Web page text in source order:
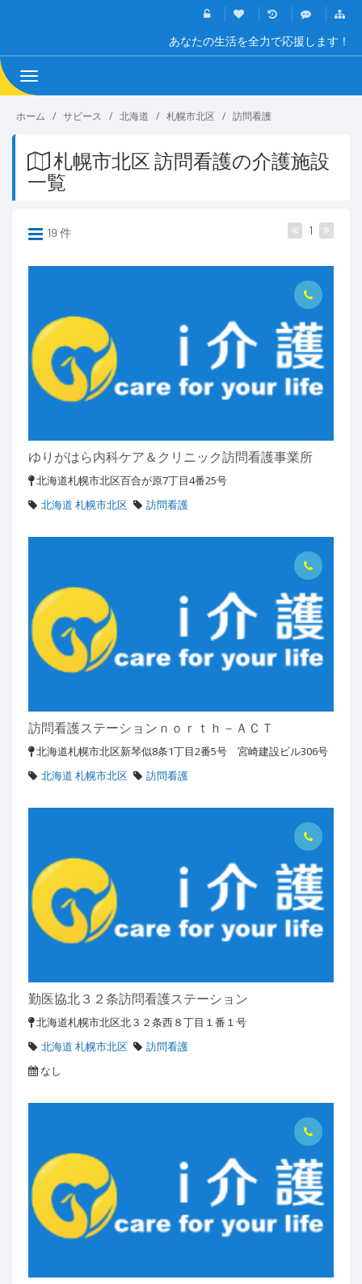
あなたの生活を全力で応援します！
Toggle
navigation
ホーム サビース 北海道 札幌市北区 訪問看護
札幌市北区 訪問看護の介護施設
一覧
19 件 1
ゆりがはら内科ケア＆クリニック訪問看護事業所
北海道札幌市北区百合が原7丁目4番25号
北海道 札幌市北区
訪問看護
訪問看護ステーションｎｏｒｔｈ－ＡＣＴ
北海道札幌市北区新琴似8条1丁目2番5号 宮崎建設ビル306号
北海道 札幌市北区
訪問看護
勤医協北３２条訪問看護ステーション
北海道札幌市北区北３２条西８丁目１番１号
北海道 札幌市北区
訪問看護
なし